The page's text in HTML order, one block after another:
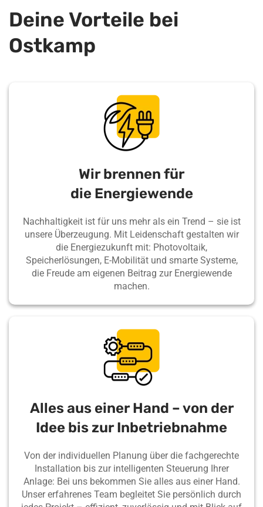
Deine Vorteile bei
Ostkamp
Wir brennen für
die Energiewende
Nachhaltigkeit ist für uns mehr als ein Trend – sie ist
unsere Überzeugung. Mit Leidenschaft gestalten wir
die Energiezukunft mit: Photovoltaik,
Speicherlösungen, E-Mobilität und smarte Systeme,
die Freude am eigenen Beitrag zur Energiewende
machen.
Alles aus einer Hand – von der
Idee bis zur Inbetriebnahme
Von der individuellen Planung über die fachgerechte
Installation bis zur intelligenten Steuerung Ihrer
Anlage: Bei uns bekommen Sie alles aus einer Hand.
Unser erfahrenes Team begleitet Sie persönlich durch